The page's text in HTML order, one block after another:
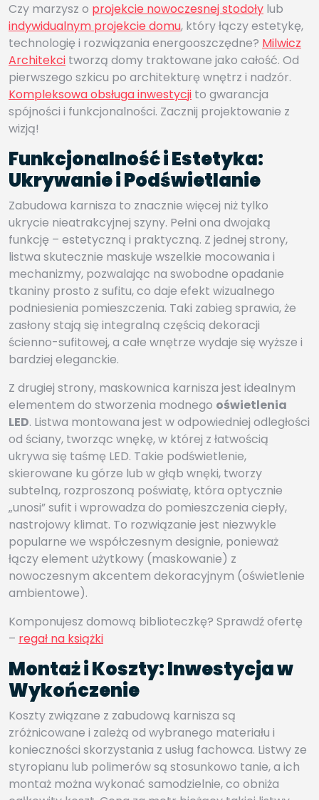
Czy marzysz o projekcie nowoczesnej stodoły lub
indywidualnym projekcie domu, który łączy estetykę,
technologię i rozwiązania energooszczędne? Milwicz
Architekci tworzą domy traktowane jako całość. Od
pierwszego szkicu po architekturę wnętrz i nadzór.
Kompleksowa obsługa inwestycji to gwarancja
spójności i funkcjonalności. Zacznij projektowanie z
wizją!
Funkcjonalność i Estetyka:
Ukrywanie i Podświetlanie
Zabudowa karnisza to znacznie więcej niż tylko
ukrycie nieatrakcyjnej szyny. Pełni ona dwojaką
funkcję – estetyczną i praktyczną. Z jednej strony,
listwa skutecznie maskuje wszelkie mocowania i
mechanizmy, pozwalając na swobodne opadanie
tkaniny prosto z sufitu, co daje efekt wizualnego
podniesienia pomieszczenia. Taki zabieg sprawia, że
zasłony stają się integralną częścią dekoracji
ścienno-sufitowej, a całe wnętrze wydaje się wyższe i
bardziej eleganckie.
Z drugiej strony, maskownica karnisza jest idealnym
elementem do stworzenia modnego oświetlenia
LED. Listwa montowana jest w odpowiedniej odległości
od ściany, tworząc wnękę, w której z łatwością
ukrywa się taśmę LED. Takie podświetlenie,
skierowane ku górze lub w głąb wnęki, tworzy
subtelną, rozproszoną poświatę, która optycznie
„unosi” sufit i wprowadza do pomieszczenia ciepły,
nastrojowy klimat. To rozwiązanie jest niezwykle
popularne we współczesnym designie, ponieważ
łączy element użytkowy (maskowanie) z
nowoczesnym akcentem dekoracyjnym (oświetlenie
ambientowe).
Komponujesz domową biblioteczkę? Sprawdź ofertę
– regał na książki
Montaż i Koszty: Inwestycja w
Wykończenie
Koszty związane z zabudową karnisza są
zróżnicowane i zależą od wybranego materiału i
konieczności skorzystania z usług fachowca. Listwy ze
styropianu lub polimerów są stosunkowo tanie, a ich
montaż można wykonać samodzielnie, co obniża